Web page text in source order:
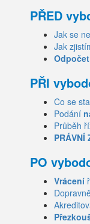
PŘED
Jak se
Jak
PŘI
Co se
Podání
Průběh
PRÁVNÍ
PO
Vrácení